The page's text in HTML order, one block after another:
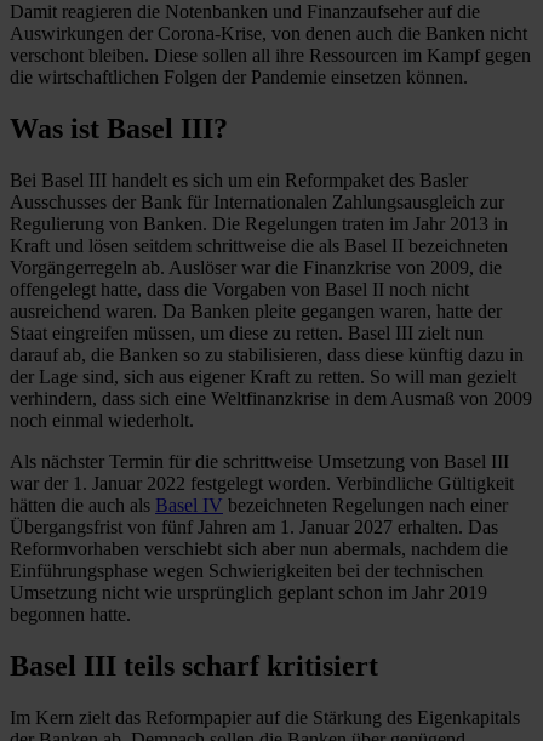
Damit reagieren die Notenbanken und Finanzaufseher auf die
Auswirkungen der Corona-Krise, von denen auch die Banken nicht
verschont bleiben. Diese sollen all ihre Ressourcen im Kampf gegen
die wirtschaftlichen Folgen der Pandemie einsetzen können.
Was ist Basel III?
Bei Basel III handelt es sich um ein Reformpaket des Basler
Ausschusses der Bank für Internationalen Zahlungsausgleich zur
Regulierung von Banken. Die Regelungen traten im Jahr 2013 in
Kraft und lösen seitdem schrittweise die als Basel II bezeichneten
Vorgängerregeln ab. Auslöser war die Finanzkrise von 2009, die
offengelegt hatte, dass die Vorgaben von Basel II noch nicht
ausreichend waren. Da Banken pleite gegangen waren, hatte der
Staat eingreifen müssen, um diese zu retten. Basel III zielt nun
darauf ab, die Banken so zu stabilisieren, dass diese künftig dazu in
der Lage sind, sich aus eigener Kraft zu retten. So will man gezielt
verhindern, dass sich eine Weltfinanzkrise in dem Ausmaß von 2009
noch einmal wiederholt.
Als nächster Termin für die schrittweise Umsetzung von Basel III
war der 1. Januar 2022 festgelegt worden. Verbindliche Gültigkeit
hätten die auch als Basel IV bezeichneten Regelungen nach einer
Übergangsfrist von fünf Jahren am 1. Januar 2027 erhalten. Das
Reformvorhaben verschiebt sich aber nun abermals, nachdem die
Einführungsphase wegen Schwierigkeiten bei der technischen
Umsetzung nicht wie ursprünglich geplant schon im Jahr 2019
begonnen hatte.
Basel III teils scharf kritisiert
Im Kern zielt das Reformpapier auf die Stärkung des Eigenkapitals